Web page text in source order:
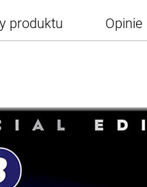
produktu Opinie